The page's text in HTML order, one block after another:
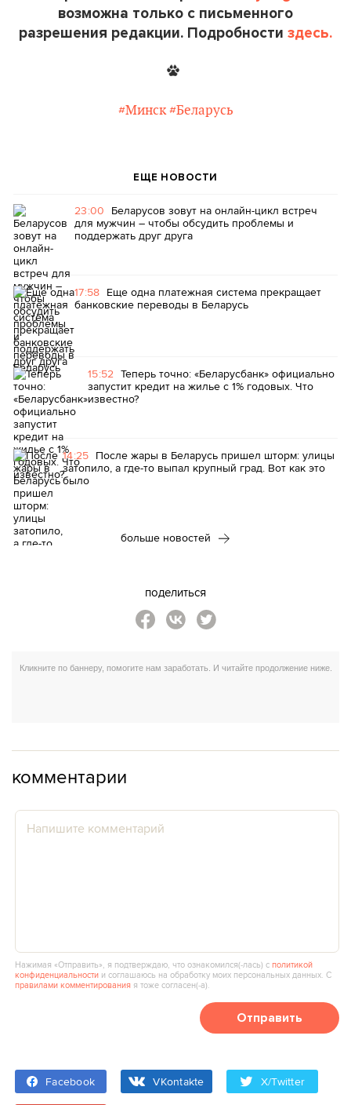
возможна только с письменного
разрешения редакции. Подробности здесь.
#Минск #Беларусь
ЕЩЕ НОВОСТИ
23:00 Беларусов зовут на онлайн-цикл встреч
для мужчин – чтобы обсудить проблемы и
поддержать друг друга
17:58 Еще одна платежная система прекращает
банковские переводы в Беларусь
15:52 Теперь точно: «Беларусбанк» официально
запустит кредит на жилье с 1% годовых. Что
известно?
14:25 После жары в Беларусь пришел шторм: улицы
затопило, а где-то выпал крупный град. Вот как это
было
больше новостей
поделиться
комментарии
Нажимая «Отправить», я подтверждаю, что ознакомился(‑лась) сполитикой
конфиденциальности и соглашаюсь на обработку моих персональных данных. С
правилами комментирования я тоже согласен(‑а).
Отправить
Facebook VKontakte X/Twitter